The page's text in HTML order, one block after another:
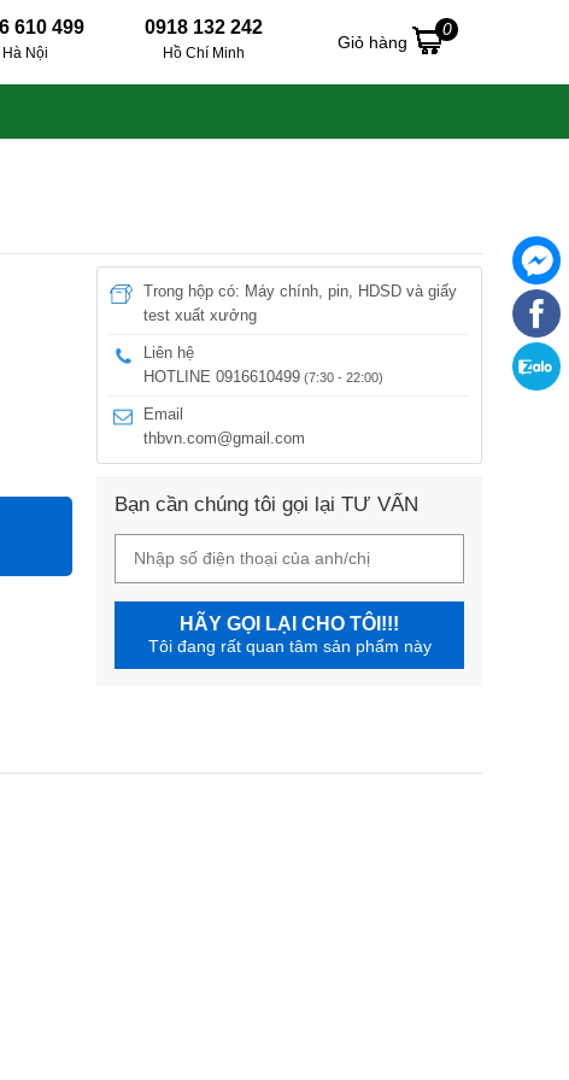
610 499
Hà Nội
0918 132 242
Hồ Chí Minh
Giỏ hàng
0
Trong hộp có: Máy chính, pin, HDSD và giấy
test xuất xưởng
Liên hệ
HOTLINE 0916610499 (7:30 - 22:00)
Email
thbvn.com@gmail.com
Bạn cần chúng tôi gọi lại TƯ VẤN
HÃY GỌI LẠI CHO TÔI!!!
Tôi đang rất quan tâm sản phẩm này